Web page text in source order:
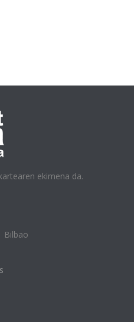
ekimena da.
Bilbao